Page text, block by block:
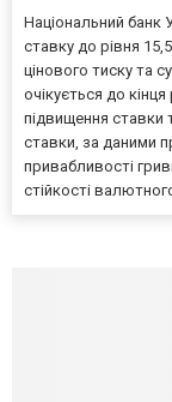
Національний банк
ставку до рівня
цінового тиску та
очікується до
підвищення ставки
ставки, за даними
привабливості
стійкості